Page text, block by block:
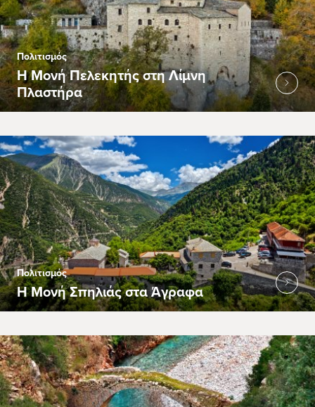
Πολιτισμός
Η Μονή Πελεκητής στη Λίμνη
Πλαστήρα
Πολιτισμός
Η Μονή Σπηλιάς στα Άγραφα